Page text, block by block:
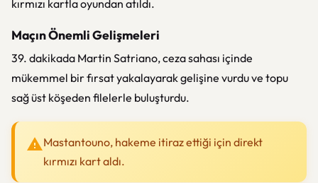
kırmızı kartla oyundan atıldı.
Maçın Önemli Gelişmeleri
39. dakikada Martin Satriano, ceza sahası içinde
mükemmel bir fırsat yakalayarak gelişine vurdu ve topu
sağ üst köşeden filelerle buluşturdu.
Mastantouno, hakeme itiraz ettiği için direkt
kırmızı kart aldı.